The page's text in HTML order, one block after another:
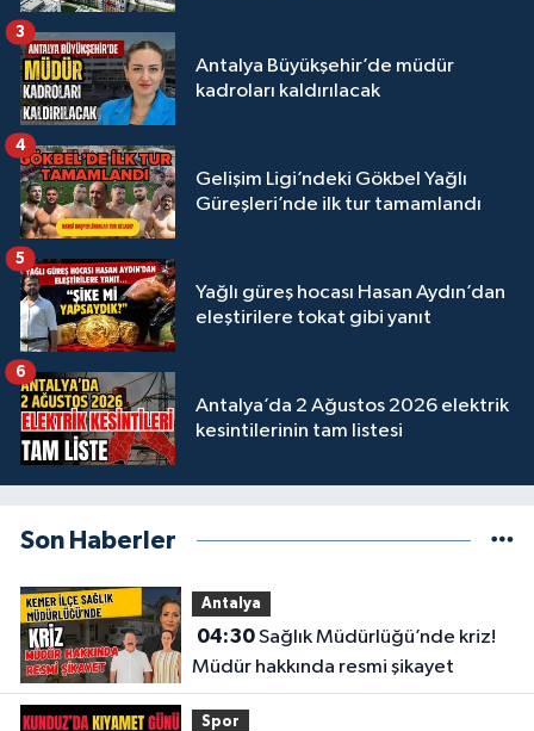
Antalya Büyükşehir’de müdür
kadroları kaldırılacak
3
Gelişim Ligi’ndeki Gökbel Yağlı
Güreşleri’nde ilk tur tamamlandı
4
Yağlı güreş hocası Hasan Aydın’dan
eleştirilere tokat gibi yanıt
5
Antalya’da 2 Ağustos 2026 elektrik
kesintilerinin tam listesi
6
Son Haberler
Antalya
04:30Sağlık Müdürlüğü’nde kriz!
Müdür hakkında resmi şikayet
Spor